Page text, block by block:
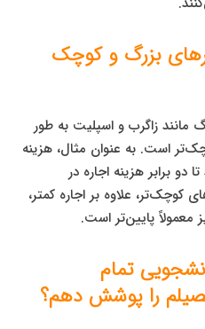
بزرگ و کوچک
مانند زاگرب و اسپلیت به طور
است. به عنوان مثال، هزینه
دو برابر هزینه اجاره در
علاوه بر اجاره کمتر،
پایین‌تر است.
تمام
را پوشش دهم؟